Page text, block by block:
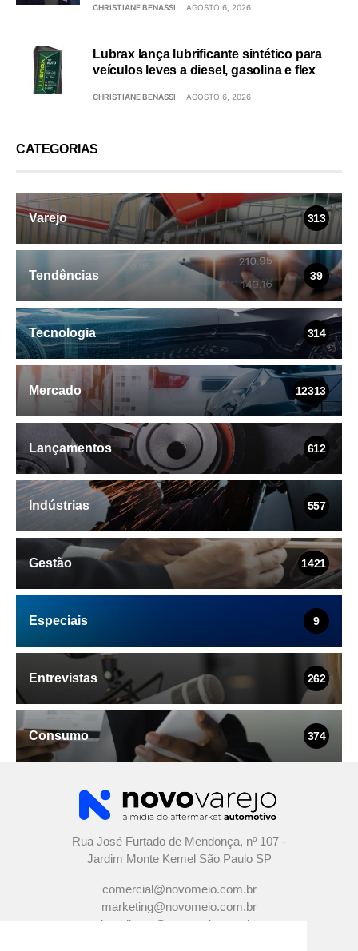
CHRISTIANE BENASSI AGOSTO 6, 2026
Lubrax lança lubrificante sintético para
veículos leves a diesel, gasolina e flex
CHRISTIANE BENASSI AGOSTO 6, 2026
CATEGORIAS
Varejo 313
Tendências 39
Tecnologia 314
Mercado 12313
Lançamentos 612
Indústrias 557
Gestão 1421
Especiais 9
Entrevistas 262
Consumo 374
Rua José Furtado de Mendonça, nº 107 -
Jardim Monte Kemel São Paulo SP
comercial@novomeio.com.br
marketing@novomeio.com.br
jornalismo@novomeio.com.br